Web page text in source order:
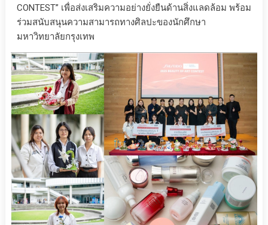
CONTEST” เพื่อส่งเสริมความอย่างยั่งยืนด้านสิ่งแลดล้อม พร้อม
ร่วมสนับสนุนความสามารถทางศิลปะของนักศึกษา
มหาวิทยาลัยกรุงเทพ